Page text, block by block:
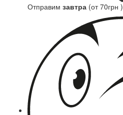
Отправим завтра (от 70грн )